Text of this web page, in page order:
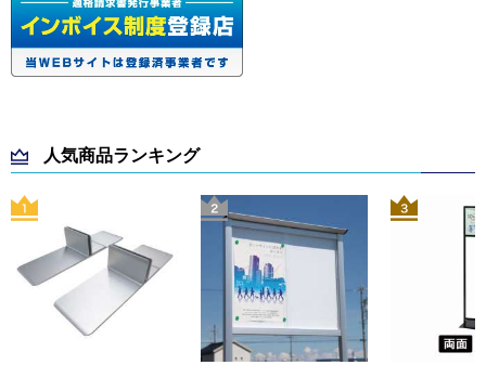
人気商品ランキング